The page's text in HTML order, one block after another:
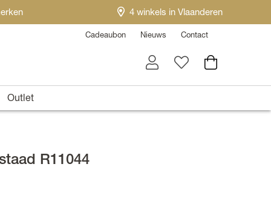
4 winkels in Vlaanderen
Cadeaubon Nieuws Contact
Outlet
R11044